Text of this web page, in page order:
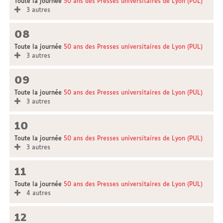
Toute la journée 50 ans des Presses universitaires de Lyon (PUL)
3 autres
08
Toute la journée 50 ans des Presses universitaires de Lyon (PUL)
3 autres
09
Toute la journée 50 ans des Presses universitaires de Lyon (PUL)
3 autres
10
Toute la journée 50 ans des Presses universitaires de Lyon (PUL)
3 autres
11
Toute la journée 50 ans des Presses universitaires de Lyon (PUL)
4 autres
12